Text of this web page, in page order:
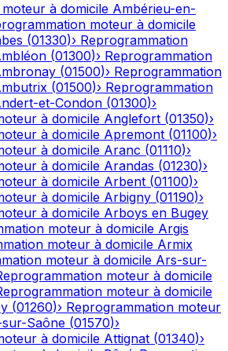
à domicile Ambérieu-en-
moteur à domicile
(01330)› Reprogrammation
(01300)› Reprogrammation
(01500)› Reprogrammation
(01500)› Reprogrammation
et-Condon (01300)›
à domicile Anglefort (01350)›
à domicile Apremont (01100)›
à domicile Aranc (01110)›
à domicile Arandas (01230)›
à domicile Arbent (01100)›
à domicile Arbigny (01190)›
à domicile Arboys en Bugey
moteur à domicile Argis
moteur à domicile Armix
moteur à domicile Ars-sur-
moteur à domicile
moteur à domicile
(01260)› Reprogrammation moteur
Saône (01570)›
à domicile Attignat (01340)›